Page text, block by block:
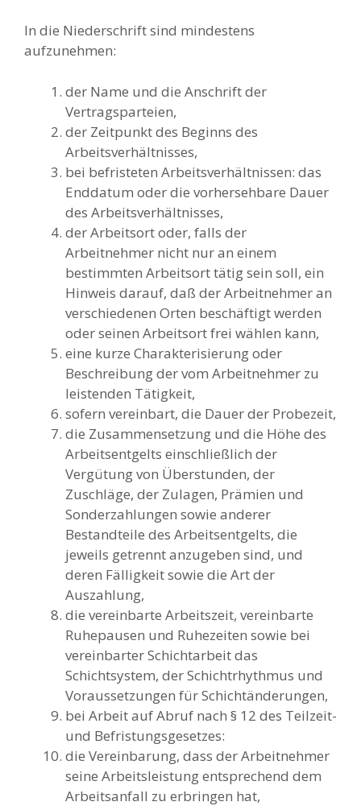
In die Niederschrift sind mindestens
aufzunehmen:
der Name und die Anschrift der
Vertragsparteien,
der Zeitpunkt des Beginns des
Arbeitsverhältnisses,
bei befristeten Arbeitsverhältnissen: das
Enddatum oder die vorhersehbare Dauer
des Arbeitsverhältnisses,
der Arbeitsort oder, falls der
Arbeitnehmer nicht nur an einem
bestimmten Arbeitsort tätig sein soll, ein
Hinweis darauf, daß der Arbeitnehmer an
verschiedenen Orten beschäftigt werden
oder seinen Arbeitsort frei wählen kann,
eine kurze Charakterisierung oder
Beschreibung der vom Arbeitnehmer zu
leistenden Tätigkeit,
sofern vereinbart, die Dauer der Probezeit,
die Zusammensetzung und die Höhe des
Arbeitsentgelts einschließlich der
Vergütung von Überstunden, der
Zuschläge, der Zulagen, Prämien und
Sonderzahlungen sowie anderer
Bestandteile des Arbeitsentgelts, die
jeweils getrennt anzugeben sind, und
deren Fälligkeit sowie die Art der
Auszahlung,
die vereinbarte Arbeitszeit, vereinbarte
Ruhepausen und Ruhezeiten sowie bei
vereinbarter Schichtarbeit das
Schichtsystem, der Schichtrhythmus und
Voraussetzungen für Schichtänderungen,
bei Arbeit auf Abruf nach § 12 des Teilzeit-
und Befristungsgesetzes:
die Vereinbarung, dass der Arbeitnehmer
seine Arbeitsleistung entsprechend dem
Arbeitsanfall zu erbringen hat,